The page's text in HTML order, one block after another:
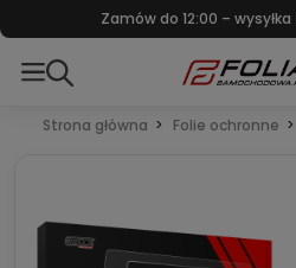
Zamów do 12:00 –
Strona główna Folie ochronne